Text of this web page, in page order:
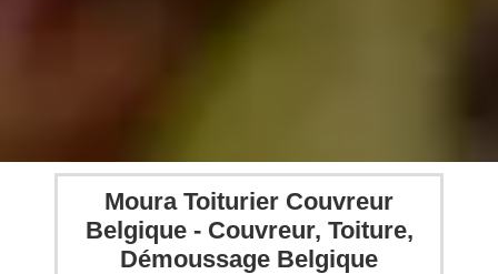
Moura Toiturier Couvreur
Belgique - Couvreur, Toiture,
Démoussage Belgique